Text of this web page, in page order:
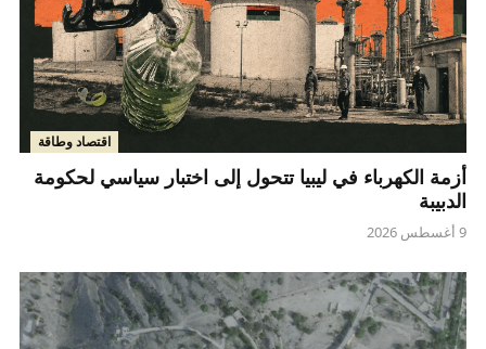
اقتصاد وطاقة
أزمة الكهرباء في ليبيا تتحول إلى اختبار سياسي لحكومة
الدبيبة
9 أغسطس 2026